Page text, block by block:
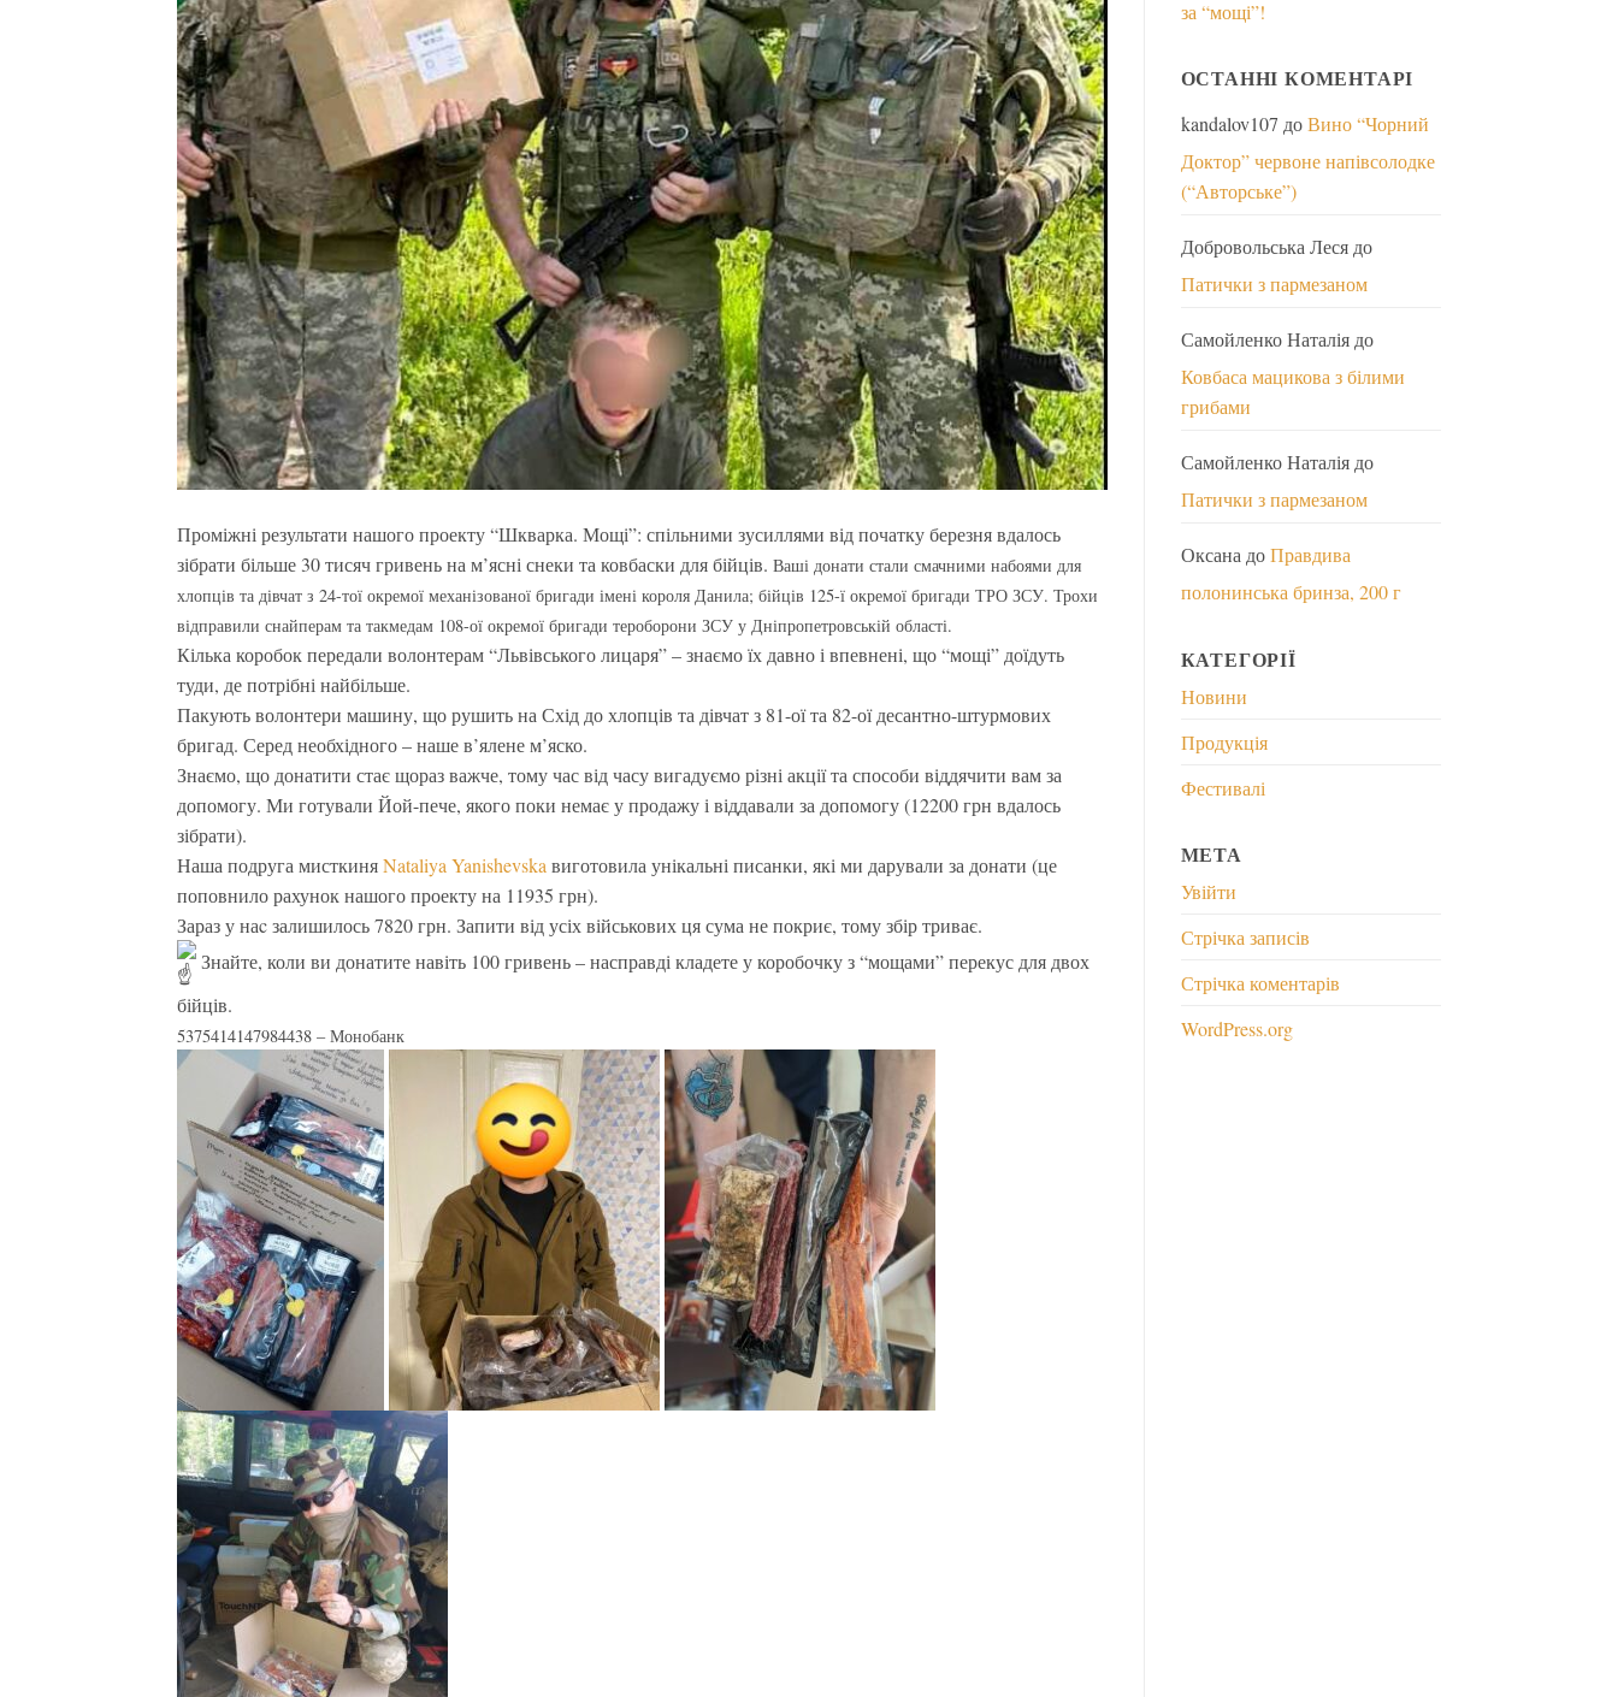
Проміжні результати нашого проекту “Шкварка. Мощі”: спільними зусиллями від початку березня вдалось
зібрати більше 30 тисяч гривень на м’ясні снеки та ковбаски для бійців. Ваші донати стали смачними набоями для
хлопців та дівчат з 24-тої окремої механізованої бригади імені короля Данила; бійців 125-ї окремої бригади ТРО ЗСУ. Трохи
відправили снайперам та такмедам 108-ої окремої бригади тероборони ЗСУ у Дніпропетровській області.
Кілька коробок передали волонтерам “Львівського лицаря” – знаємо їх давно і впевнені, що “мощі” доїдуть
туди, де потрібні найбільше.
Пакують волонтери машину, що рушить на Схід до хлопців та дівчат з 81-ої та 82-ої десантно-штурмових
бригад. Серед необхідного – наше в’ялене м’яско.
Знаємо, що донатити стає щораз важче, тому час від часу вигадуємо різні акції та способи віддячити вам за
допомогу. Ми готували Йой-пече, якого поки немає у продажу і віддавали за допомогу (12200 грн вдалось
зібрати).
Наша подруга мисткиняNataliya Yanishevska виготовила унікальні писанки, які ми дарували за донати (це
поповнило рахунок нашого проекту на 11935 грн).
Зараз у наc залишилось 7820 грн. Запити від усіх військових ця сума не покриє, тому збір триває.
Знайте, коли ви донатите навіть 100 гривень – насправді кладете у коробочку з “мощами” перекус для двох
бійців.
5375414147984438 – Монобанк
за “мощі”!
ОСТАННІ КОМЕНТАРІ
kandalov107 доВино “Чорний
Доктор” червоне напівсолодке
(“Авторське”)
Добровольська Лесядо
Патички з пармезаном
Самойленко Наталіядо
Ковбаса мацикова з білими
грибами
Самойленко Наталіядо
Патички з пармезаном
Оксана доПравдива
полонинська бринза, 200 г
КАТЕГОРІЇ
Новини
Продукція
Фестивалі
МЕТА
Увійти
Стрічка записів
Стрічка коментарів
WordPress.org